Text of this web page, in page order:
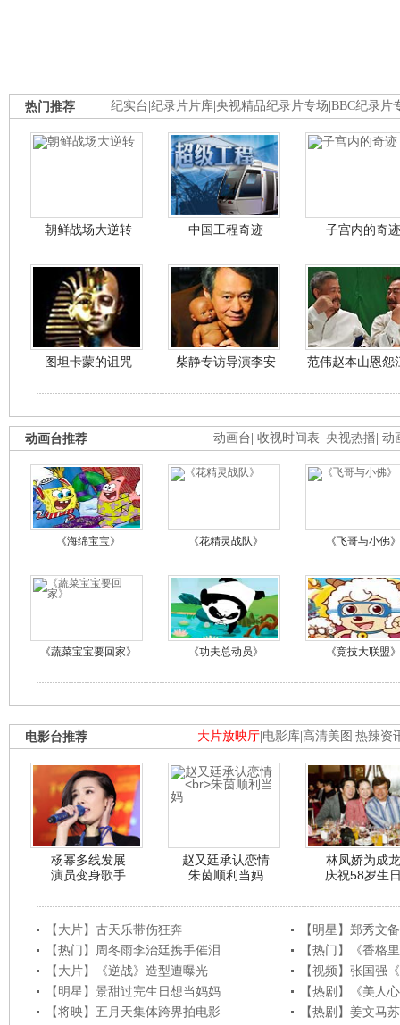
纪实台 纪录片片库 央视精品纪录片专场 BBC纪录片
热门推荐
朝鲜战场大逆转 中国工程奇迹 子宫内的奇迹
图坦卡蒙的诅咒 柴静专访导演李安 范伟赵本山恩怨
动画台 收视时间表 央视热播 动
动画台推荐
《海绵宝宝》 《花精灵战队》 《飞哥与小佛》
《蔬菜宝宝要回家》 《功夫总动员》 《竞技大联盟》
大片放映厅 电影库 高清美图 热辣资
电影台推荐
杨幂多线发展
演员变身歌手
赵又廷承认恋情
朱茵顺利当妈
林凤娇为成龙
庆祝58岁生
【大片】古天乐带伤狂奔
【明星】郑秀文
【热门】周冬雨李治廷携手催泪
【热门】《香格
【大片】《逆战》造型遭曝光
【视频】张国强
【明星】景甜过完生日想当妈妈
【热剧】《美人
【将映】五月天集体跨界拍电影
【热剧】姜文马